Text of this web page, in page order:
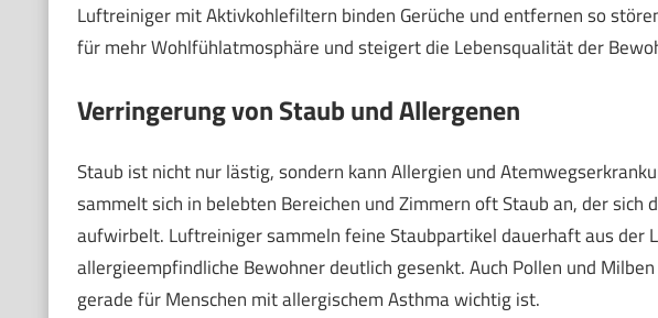
Luftreiniger mit Aktivkohlefiltern binden Gerüche und entfernen so
für mehr Wohlfühlatmosphäre und steigert die Lebensqualität der
Verringerung von Staub und Allergenen
Staub ist nicht nur lästig, sondern kann Allergien und
sammelt sich in belebten Bereichen und Zimmern oft Staub an, der sich
aufwirbelt. Luftreiniger sammeln feine Staubpartikel dauerhaft aus der
allergieempfindliche Bewohner deutlich gesenkt. Auch Pollen und
gerade für Menschen mit allergischem Asthma wichtig ist.